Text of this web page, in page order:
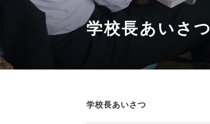
学校長あいさつ
学校長あいさつ